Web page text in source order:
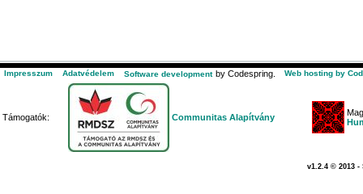
Impresszum Adatvédelem Software development by Codespring. Web hosting by
Támogatók: Communitas Alapítvány
v1.2.4 © 2013